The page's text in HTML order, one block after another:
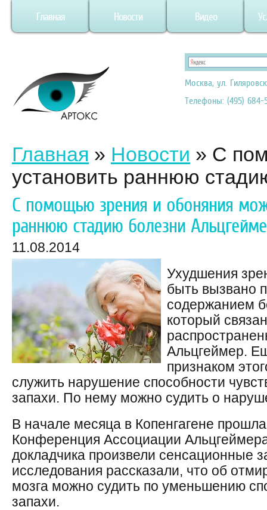
Главная Новости Видео
Москва, ул.
Телефоны: (495) 684-
Главная » Новости » С
установить раннюю
С помощью зрения и обоняния
раннюю стадию болезни
11.08.2014
Ухудшения
быть вызвано
содержанием
который
Альцгеймер.
признаком
служить нарушение способности
запахи. По нему можно судить о
В начале месяца в Копенгагене
Конференция Ассоциации
докладчика произвели сенсационные
исследования рассказали, что об
мозга можно судить по уменьшению
запахи.